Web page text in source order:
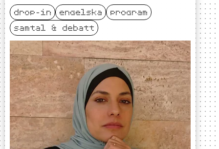
drop-in engelska
program
samtal & debatt